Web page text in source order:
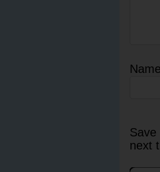
next